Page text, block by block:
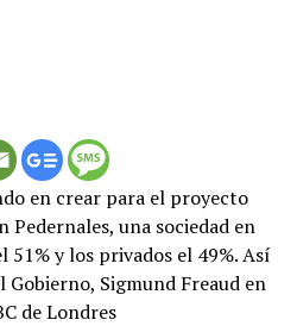
en crear para el proyecto
Pedernales, una sociedad en
51% y los privados el 49%. Así
Sigmund Freaud en
de Londres